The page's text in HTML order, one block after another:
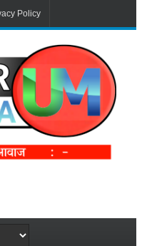
Policy